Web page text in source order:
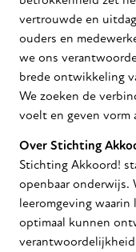
vertrouwde en
ouders en
we ons
brede ontwikkeling
We zoeken de
voelt en geven vorm
Over Stichting
Stichting Akkoord!
openbaar onderwijs.
leeromgeving waarin
optimaal kunnen